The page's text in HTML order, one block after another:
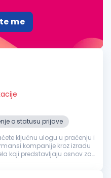
me
o statusu prijave
ključnu ulogu u praćenju i
kompanije kroz izradu
koji predstavljaju osnov za